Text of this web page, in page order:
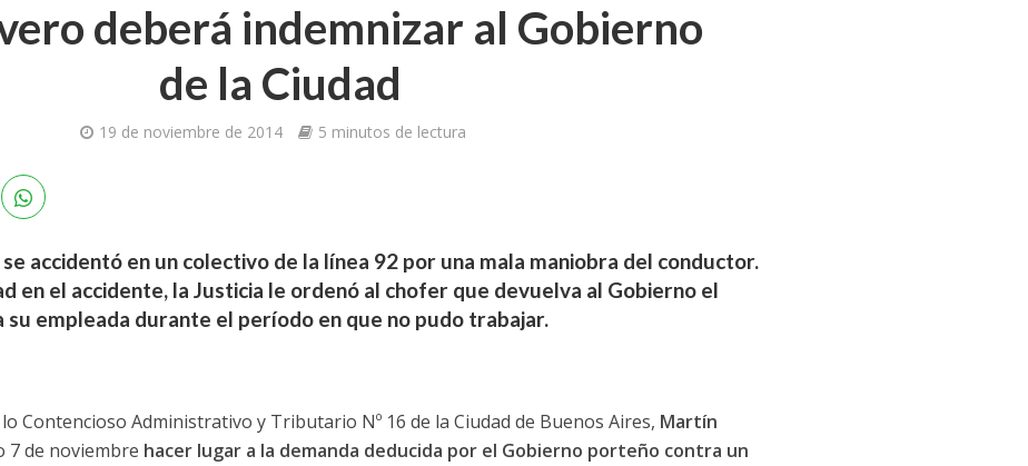
deberá indemnizar al Gobierno
de la Ciudad
19 de noviembre de 2014 5 minutos de lectura
accidentó en un colectivo de la línea 92 por una mala maniobra del conductor.
en el accidente, la Justicia le ordenó al chofer que devuelva al Gobierno el
su empleada durante el período en que no pudo trabajar.
Contencioso Administrativo y Tributario Nº 16 de la Ciudad de Buenos Aires, Martín
7 de noviembre hacer lugar a la demanda deducida por el Gobierno porteño contra un